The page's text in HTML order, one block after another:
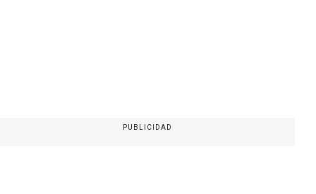
PUBLICIDAD